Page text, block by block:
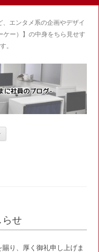
エンタメ系の企画やデザイ
ケー）】の中身をちら見せす
。
らせ
り、厚く御礼申し上げま